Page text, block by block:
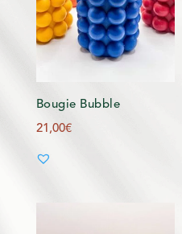
Bougie Bubble
21,00€